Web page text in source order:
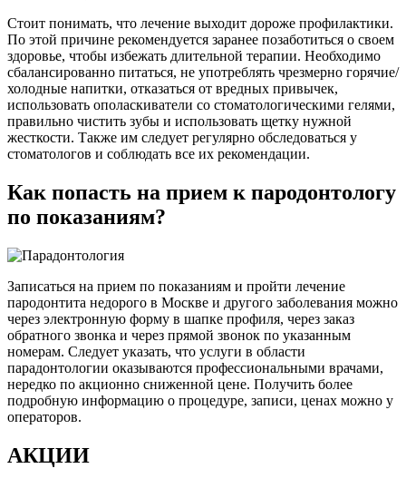
Стоит понимать, что лечение выходит дороже профилактики.
По этой причине рекомендуется заранее позаботиться о своем
здоровье, чтобы избежать длительной терапии. Необходимо
сбалансированно питаться, не употреблять чрезмерно горячие/
холодные напитки, отказаться от вредных привычек,
использовать ополаскиватели со стоматологическими гелями,
правильно чистить зубы и использовать щетку нужной
жесткости. Также им следует регулярно обследоваться у
стоматологов и соблюдать все их рекомендации.
Как попасть на прием к пародонтологу
по показаниям?
Записаться на прием по показаниям и пройти лечение
пародонтита недорого в Москве и другого заболевания можно
через электронную форму в шапке профиля, через заказ
обратного звонка и через прямой звонок по указанным
номерам. Следует указать, что услуги в области
парадонтологии оказываются профессиональными врачами,
нередко по акционно сниженной цене. Получить более
подробную информацию о процедуре, записи, ценах можно у
операторов.
АКЦИИ